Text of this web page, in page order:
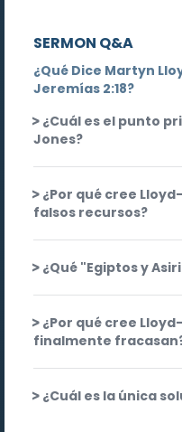
SERMON Q&A
¿Qué Dice Martyn
Jeremías 2:18?
¿Cuál es el punto
Jones?
¿Por qué cree
falsos recursos?
¿Qué "Egiptos y
¿Por qué cree
finalmente
¿Cuál es la única